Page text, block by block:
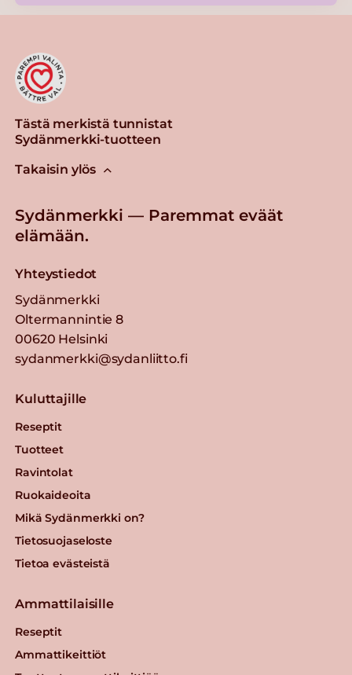
Tästä merkistä tunnistat
Sydänmerkki-tuotteen
Takaisin ylös
Sydänmerkki — Paremmat eväät
elämään.
Yhteystiedot
Sydänmerkki
Oltermannintie 8
00620 Helsinki
sydanmerkki@sydanliitto.fi
Kuluttajille
Reseptit
Tuotteet
Ravintolat
Ruokaideoita
Mikä Sydänmerkki on?
Tietosuojaseloste
Tietoa evästeistä
Ammattilaisille
Reseptit
Ammattikeittiöt